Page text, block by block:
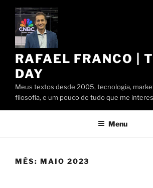
Pular
conteúdo
RAFAEL FRANCO |
DAY
Meus textos desde 2005, tecnologia,
filosofia, e um pouco de tudo que me
Menu
MÊS: MAIO 2023